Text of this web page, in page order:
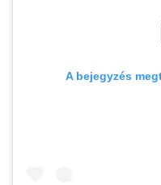
A bejegyzés